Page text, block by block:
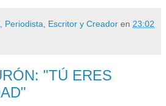
Periodista, Escritor y Creador en 23:02
"TÚ ERES